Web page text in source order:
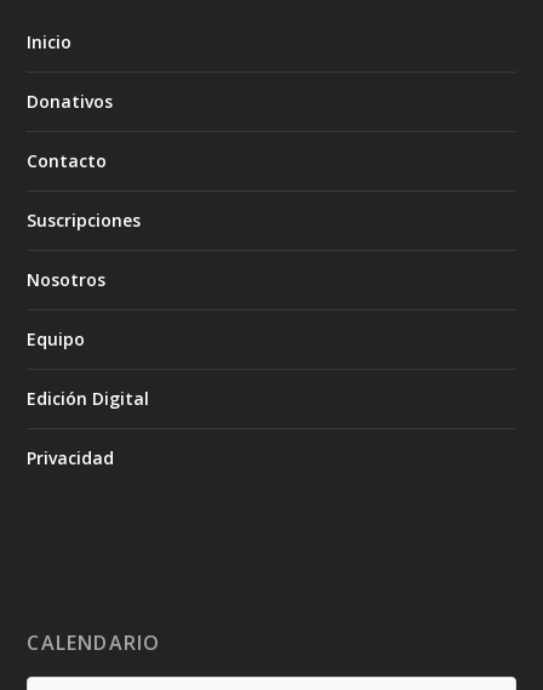
Inicio
Donativos
Contacto
Suscripciones
Nosotros
Equipo
Edición Digital
Privacidad
CALENDARIO